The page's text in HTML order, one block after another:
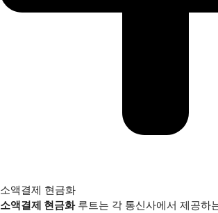
소액결제 현금화
소액결제 현금화루트는 각 통신사에서 제공하